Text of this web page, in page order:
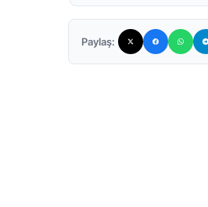
Paylaş: